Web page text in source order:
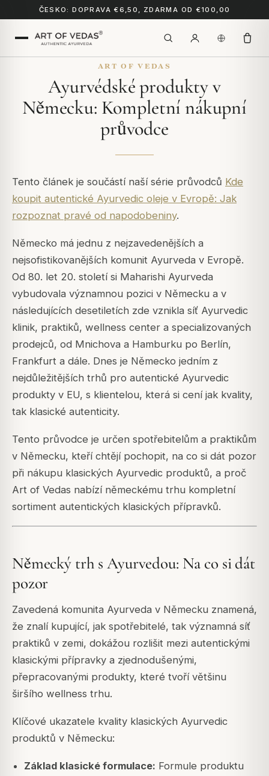
ČESKO: DOPRAVA €6,50, ZDARMA OD €100,00
ART OF VEDAS
Ayurvédské produkty v
Německu: Kompletní nákupní
průvodce
Tento článek je součástí naší série průvodců Kde
koupit autentické Ayurvedic oleje v Evropě: Jak
rozpoznat pravé od napodobeniny.
Německo má jednu z nejzavedenějších a
nejsofistikovanějších komunit Ayurveda v Evropě.
Od 80. let 20. století si Maharishi Ayurveda
vybudovala významnou pozici v Německu a v
následujících desetiletích zde vznikla síť Ayurvedic
klinik, praktiků, wellness center a specializovaných
prodejců, od Mnichova a Hamburku po Berlín,
Frankfurt a dále. Dnes je Německo jedním z
nejdůležitějších trhů pro autentické Ayurvedic
produkty v EU, s klientelou, která si cení jak kvality,
tak klasické autenticity.
Tento průvodce je určen spotřebitelům a praktikům
v Německu, kteří chtějí pochopit, na co si dát pozor
při nákupu klasických Ayurvedic produktů, a proč
Art of Vedas nabízí německému trhu kompletní
sortiment autentických klasických přípravků.
Německý trh s Ayurvedou: Na co si dát
pozor
Zavedená komunita Ayurveda v Německu znamená,
že znalí kupující, jak spotřebitelé, tak významná síť
praktiků v zemi, dokážou rozlišit mezi autentickými
klasickými přípravky a zjednodušenými,
přepracovanými produkty, které tvoří většinu
širšího wellness trhu.
Klíčové ukazatele kvality klasických Ayurvedic
produktů v Německu:
Základ klasické formulace: Formule produktu